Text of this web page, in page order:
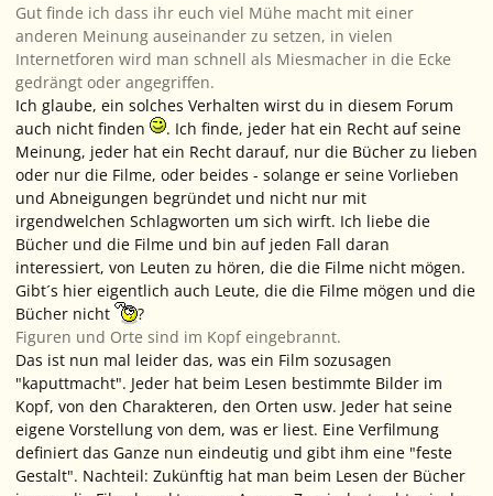
Gut finde ich dass ihr euch viel Mühe macht mit einer
anderen Meinung auseinander zu setzen, in vielen
Internetforen wird man schnell als Miesmacher in die Ecke
gedrängt oder angegriffen.
Ich glaube, ein solches Verhalten wirst du in diesem Forum
auch nicht finden
. Ich finde, jeder hat ein Recht auf seine
Meinung, jeder hat ein Recht darauf, nur die Bücher zu lieben
oder nur die Filme, oder beides - solange er seine Vorlieben
und Abneigungen begründet und nicht nur mit
irgendwelchen Schlagworten um sich wirft. Ich liebe die
Bücher und die Filme und bin auf jeden Fall daran
interessiert, von Leuten zu hören, die die Filme nicht mögen.
Gibt´s hier eigentlich auch Leute, die die Filme mögen und die
Bücher nicht
?
Figuren und Orte sind im Kopf eingebrannt.
Das ist nun mal leider das, was ein Film sozusagen
"kaputtmacht". Jeder hat beim Lesen bestimmte Bilder im
Kopf, von den Charakteren, den Orten usw. Jeder hat seine
eigene Vorstellung von dem, was er liest. Eine Verfilmung
definiert das Ganze nun eindeutig und gibt ihm eine "feste
Gestalt". Nachteil: Zukünftig hat man beim Lesen der Bücher